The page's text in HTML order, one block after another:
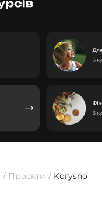
Проєкти Korysno